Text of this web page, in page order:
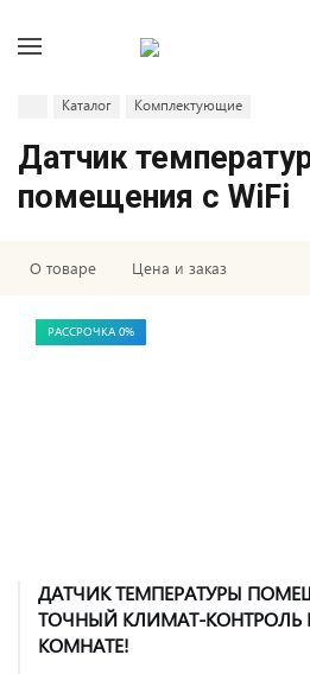
Каталог Комплектующие
Датчик
помещения с WiFi
О товаре Цена и заказ
РАССРОЧКА 0%
ДАТЧИК ТЕМПЕРАТУРЫ
ТОЧНЫЙ КЛИМАТ-КОНТРОЛЬ
КОМНАТЕ!